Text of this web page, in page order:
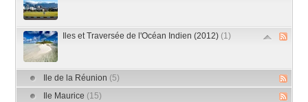
Iles et Traversée de l'Océan Indien (2012) (1)
Ile de la Réunion (5)
Ile Maurice (15)